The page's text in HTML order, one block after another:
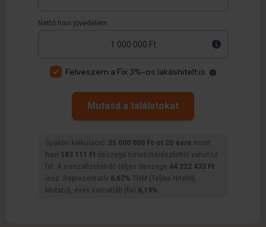
Nettó havi jövedelem
Felveszem a Fix 3%-os lakáshitelt is
Mutasd a találatokat
Gyakori kalkuláció: 25 000 000 Ft-ot 20 évre most
havi 183 111 Ft összegű törlesztőrészlettől vehetsz
fel. A visszafizetendő teljes összege 44 222 433 Ft
lesz. Reprezentatív 6,67% THM (Teljes Hiteldíj
Mutató), éves kamatláb (fix) 6,19%.